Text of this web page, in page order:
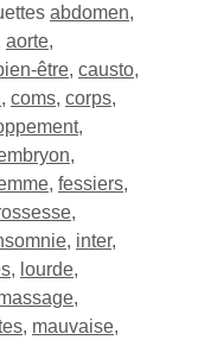
abdomen,
aorte,
être, causto,
, coms, corps,
,
,
, fessiers,
,
, inter,
, lourde,
,
, mauvaise,